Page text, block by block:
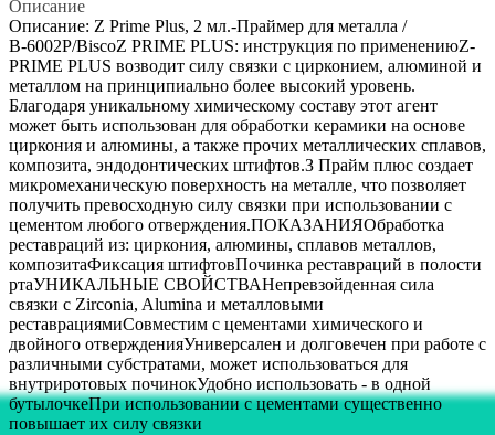
Описание
Описание: Z Prime Plus, 2 мл.-Праймер для металла /
В-6002P/BiscoZ PRIME PLUS: инструкция по применениюZ-
PRIME PLUS возводит силу связки с цирконием, алюминой и
металлом на принципиально более высокий уровень.
Благодаря уникальному химическому составу этот агент
может быть использован для обработки керамики на основе
циркония и алюмины, а также прочих металлических сплавов,
композита, эндодонтических штифтов.З Прайм плюс создает
микромеханическую поверхность на металле, что позволяет
получить превосходную силу связки при использовании с
цементом любого отверждения.ПОКАЗАНИЯОбработка
реставраций из: циркония, алюмины, сплавов металлов,
композитаФиксация штифтовПочинка реставраций в полости
ртаУНИКАЛЬНЫЕ СВОЙСТВАНепревзойденная сила
связки с Zirconia, Alumina и металловыми
реставрациямиСовместим с цементами химического и
двойного отвержденияУниверсален и долговечен при работе с
различными субстратами, может использоваться для
внутриротовых починокУдобно использовать - в одной
бутылочкеПри использовании с цементами существенно
повышает их силу связки